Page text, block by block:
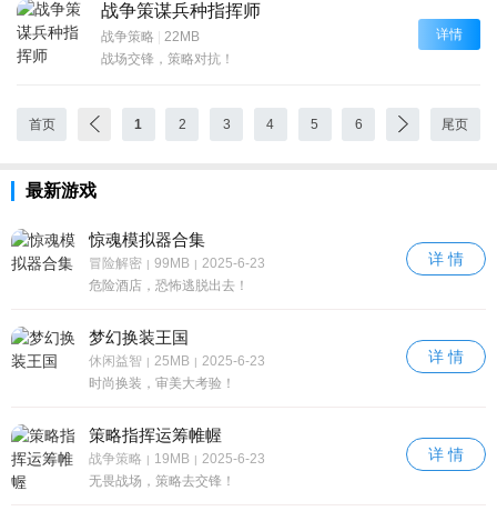
战争策谋兵种指挥师
战争策略
22MB
战场交锋，策略对抗！
详情
首页 1 2 3 4 5 6 尾页
最新游戏
惊魂模拟器合集
冒险解密 | 99MB | 2025-6-23
危险酒店，恐怖逃脱出去！
详 情
梦幻换装王国
休闲益智 | 25MB | 2025-6-23
时尚换装，审美大考验！
详 情
策略指挥运筹帷幄
战争策略 | 19MB | 2025-6-23
无畏战场，策略去交锋！
详 情